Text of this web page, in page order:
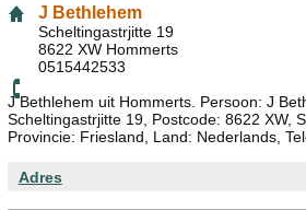
J Bethlehem
Scheltingastrjitte 19
8622 XW Hommerts
0515442533
J Bethlehem uit Hommerts. Persoon: J
Scheltingastrjitte 19, Postcode: 8622 XW,
Provincie: Friesland, Land: Nederlands,
Adres